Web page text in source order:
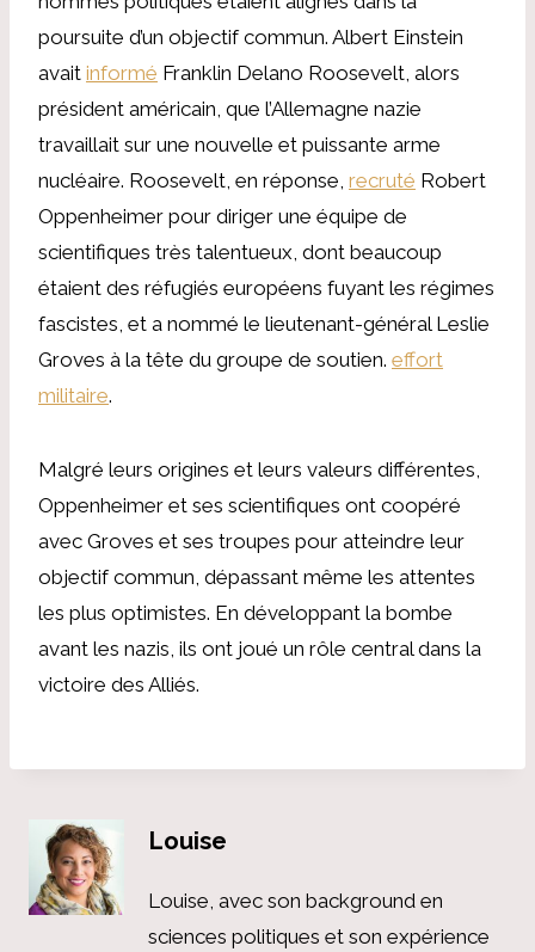
poursuite d’un objectif commun. Albert Einstein
avait informé Franklin Delano Roosevelt, alors
président américain, que l’Allemagne nazie
travaillait sur une nouvelle et puissante arme
nucléaire. Roosevelt, en réponse, recruté Robert
Oppenheimer pour diriger une équipe de
scientifiques très talentueux, dont beaucoup
étaient des réfugiés européens fuyant les régimes
fascistes, et a nommé le lieutenant-général Leslie
Groves à la tête du groupe de soutien. effort
militaire.
Malgré leurs origines et leurs valeurs différentes,
Oppenheimer et ses scientifiques ont coopéré
avec Groves et ses troupes pour atteindre leur
objectif commun, dépassant même les attentes
les plus optimistes. En développant la bombe
avant les nazis, ils ont joué un rôle central dans la
victoire des Alliés.
Louise
Louise, avec son background en
sciences politiques et son expérience